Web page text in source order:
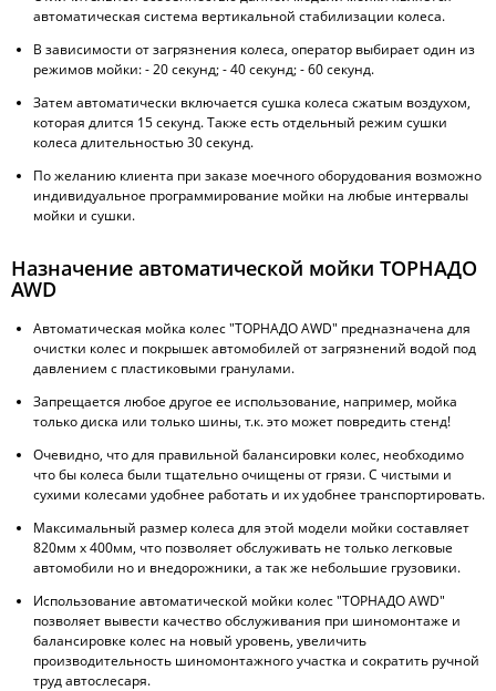
автоматическая система вертикальной стабилизации колеса.
В зависимости от загрязнения колеса, оператор выбирает один из
режимов мойки: - 20 секунд; - 40 секунд; - 60 секунд.
Затем автоматически включается сушка колеса сжатым воздухом,
которая длится 15 секунд. Также есть отдельный режим сушки
колеса длительностью 30 секунд.
По желанию клиента при заказе моечного оборудования возможно
индивидуальное программирование мойки на любые интервалы
мойки и сушки.
Назначение автоматической мойки ТОРНАДО
AWD
Автоматическая мойка колес "ТОРНАДО AWD" предназначена для
очистки колес и покрышек автомобилей от загрязнений водой под
давлением с пластиковыми гранулами.
Запрещается любое другое ее использование, например, мойка
только диска или только шины, т.к. это может повредить стенд!
Очевидно, что для правильной балансировки колес, необходимо
что бы колеса были тщательно очищены от грязи. С чистыми и
сухими колесами удобнее работать и их удобнее транспортировать.
Максимальный размер колеса для этой модели мойки составляет
820мм х 400мм, что позволяет обслуживать не только легковые
автомобили но и внедорожники, а так же небольшие грузовики.
Использование автоматической мойки колес "ТОРНАДО AWD"
позволяет вывести качество обслуживания при шиномонтаже и
балансировке колес на новый уровень, увеличить
производительность шиномонтажного участка и сократить ручной
труд автослесаря.